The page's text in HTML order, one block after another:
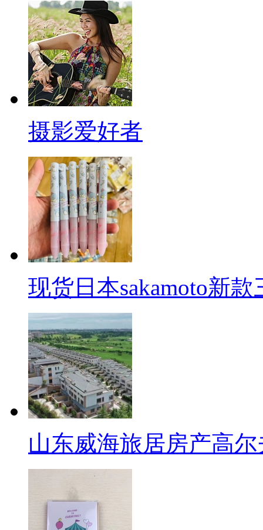
摄影爱好者
现货日本sakamoto新
山东威海旅居房产高